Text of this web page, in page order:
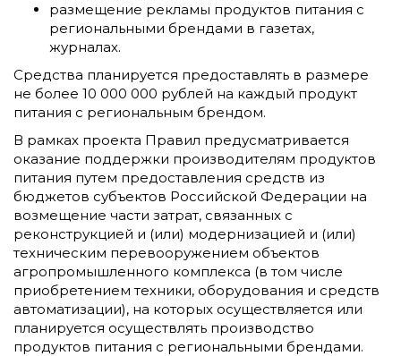
размещение рекламы продуктов питания с
региональными брендами в газетах,
журналах.
Средства планируется предоставлять в размере
не более 10 000 000 рублей на каждый продукт
питания с региональным брендом.
В рамках проекта Правил предусматривается
оказание поддержки производителям продуктов
питания путем предоставления средств из
бюджетов субъектов Российской Федерации на
возмещение части затрат, связанных с
реконструкцией и (или) модернизацией и (или)
техническим перевооружением объектов
агропромышленного комплекса (в том числе
приобретением техники, оборудования и средств
автоматизации), на которых осуществляется или
планируется осуществлять производство
продуктов питания с региональными брендами.